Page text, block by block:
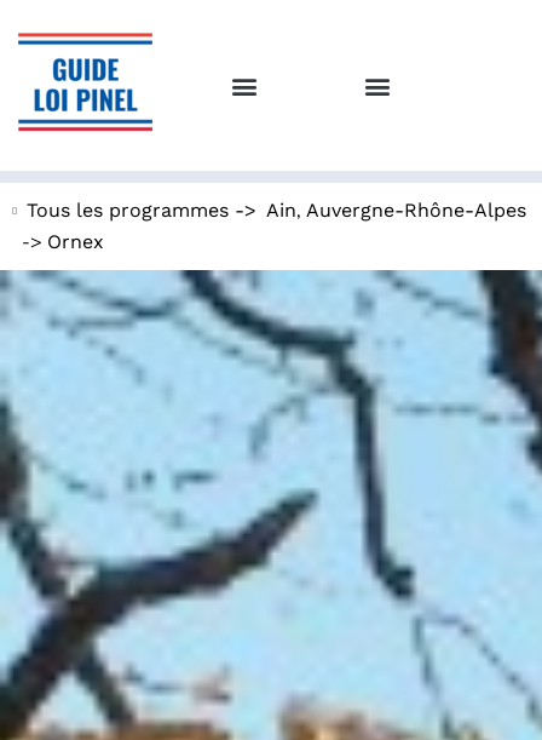
Tous les programmes -> Ain, Auvergne-Rhône-Alpes
-> Ornex